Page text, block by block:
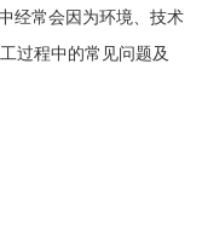
经常会因为环境、技术
过程中的常见问题及